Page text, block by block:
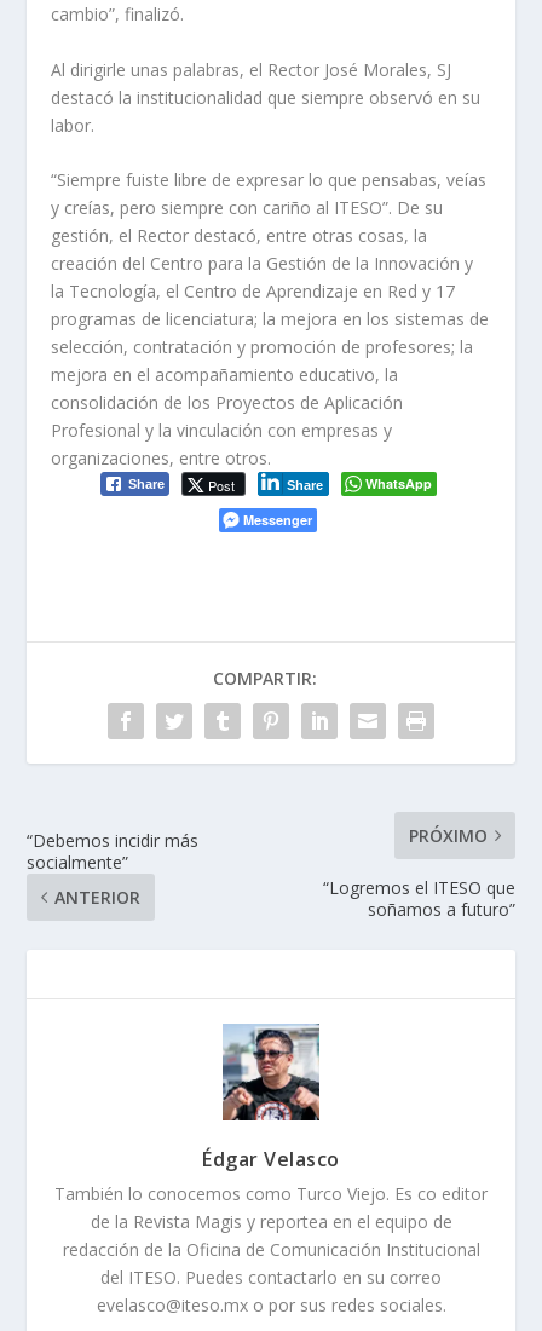
cambio”, finalizó.
Al dirigirle unas palabras, el Rector José Morales, SJ
destacó la institucionalidad que siempre observó en su
labor.
“Siempre fuiste libre de expresar lo que pensabas, veías
y creías, pero siempre con cariño al ITESO”. De su
gestión, el Rector destacó, entre otras cosas, la
creación del Centro para la Gestión de la Innovación y
la Tecnología, el Centro de Aprendizaje en Red y 17
programas de licenciatura; la mejora en los sistemas de
selección, contratación y promoción de profesores; la
mejora en el acompañamiento educativo, la
consolidación de los Proyectos de Aplicación
Profesional y la vinculación con empresas y
organizaciones, entre otros.
Share Post Share
WhatsApp
Messenger
COMPARTIR:
“Debemos incidir más
socialmente”
ANTERIOR
PRÓXIMO
“Logremos el ITESO que
soñamos a futuro”
Édgar Velasco
También lo conocemos como Turco Viejo. Es co editor
de la Revista Magis y reportea en el equipo de
redacción de la Oficina de Comunicación Institucional
del ITESO. Puedes contactarlo en su correo
evelasco@iteso.mx o por sus redes sociales.